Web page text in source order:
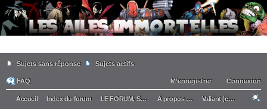
Sujets sans réponse Sujets actifs
FAQ Connexion
M’enregistrer
Accueil Index du forum LE FORUM, SA VIE, SES MEMBRES A propos du forum
Valiant (comics)